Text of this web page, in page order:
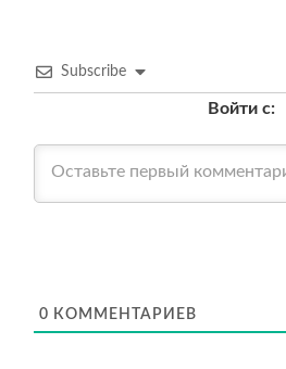
Subscribe
Войти с:
0 КОММЕНТАРИЕВ